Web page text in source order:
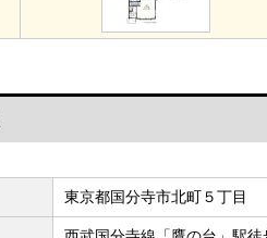
東京都国分寺市北町５丁目